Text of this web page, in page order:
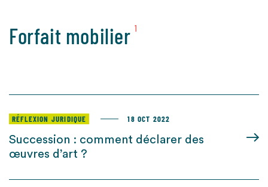
Forfait mobilier 1
RÉFLEXION JURIDIQUE 18 OCT 2022
Succession : comment déclarer des
œuvres d’art ?